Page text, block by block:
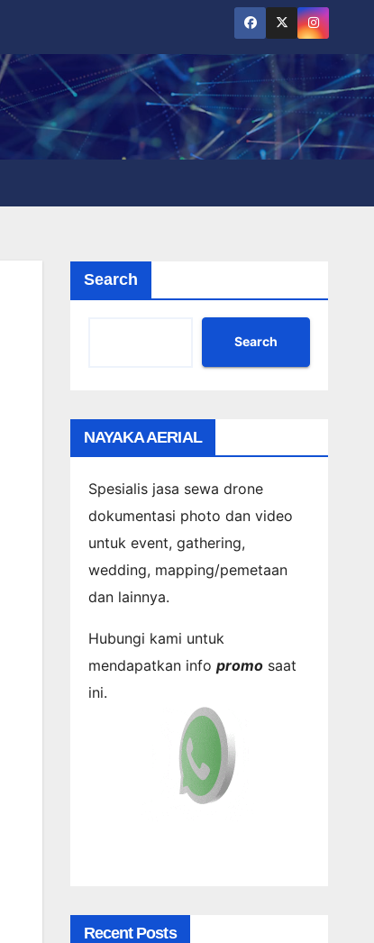
Search
Search
NAYAKA AERIAL
Spesialis jasa sewa drone
dokumentasi photo dan video
untuk event, gathering,
wedding, mapping/pemetaan
dan lainnya.
Hubungi kami untuk
mendapatkan info promosaat
ini.
Recent Posts